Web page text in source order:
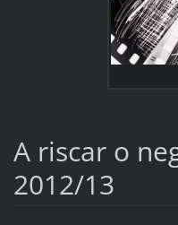
A riscar o
2012/13